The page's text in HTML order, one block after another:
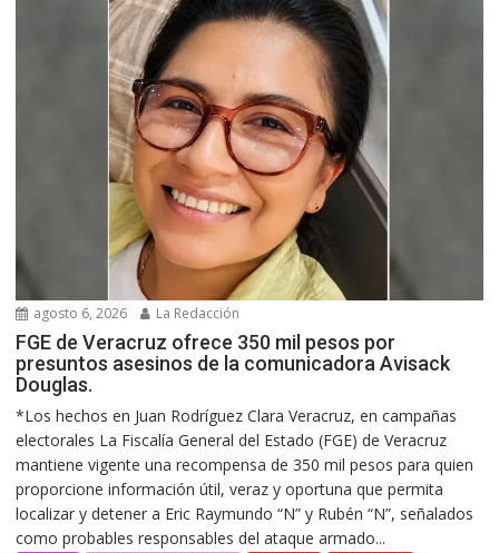
agosto 6, 2026 La Redacción
FGE de Veracruz ofrece 350 mil pesos por
presuntos asesinos de la comunicadora Avisack
Douglas.
*Los hechos en Juan Rodríguez Clara Veracruz, en campañas
electorales La Fiscalía General del Estado (FGE) de Veracruz
mantiene vigente una recompensa de 350 mil pesos para quien
proporcione información útil, veraz y oportuna que permita
localizar y detener a Eric Raymundo “N” y Rubén “N”, señalados
como probables responsables del ataque armado...